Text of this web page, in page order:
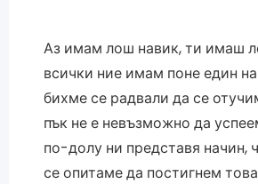
Аз имам лош навик, ти имаш
всички ние имам поне един
бихме се радвали да се
пък не е невъзможно да
по-долу ни представя начин,
се опитаме да постигнем това